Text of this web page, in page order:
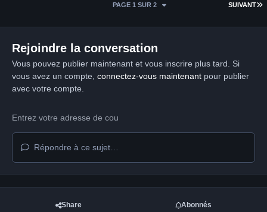
SUIVANT
PAGE 1 SUR 2
Rejoindre la conversation
Vous pouvez publier maintenant et vous inscrire plus tard. Si
vous avez un compte, connectez-vous maintenantpour publier
avec votre compte.
Répondre à ce sujet…
Share Abonnés